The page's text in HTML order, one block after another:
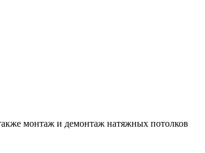
монтаж и демонтаж натяжных потолков